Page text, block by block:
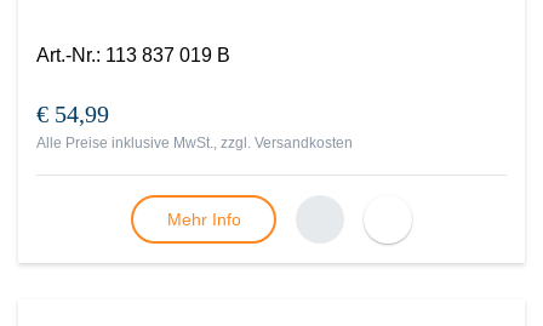
Art.-Nr.: 113 837 019 B
€ 54,99
Alle Preise inklusive MwSt., zzgl. Versandkosten
Mehr Info